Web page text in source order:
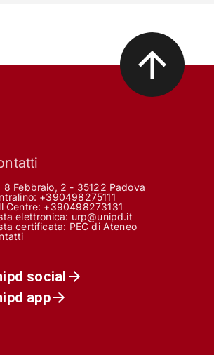
8 Febbraio, 2 - 35122 Padova
+390498275111
Centre: +390498273131
elettronica: urp@unipd.it
certificata: PEC di Ateneo
social
app